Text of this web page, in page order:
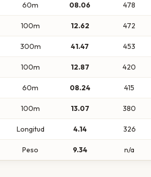
60m 08.06 478
100m 12.62 472
300m 41.47 453
100m 12.87 420
60m 08.24 415
100m 13.07 380
Longitud 4.14 326
Peso 9.34 n/a